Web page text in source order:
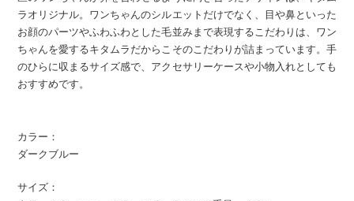
ラオリジナル。ワンちゃんのシルエットだけでなく、目や鼻といった
お顔のパーツやふわふわとした毛並みまで表現するこだわりは、ワン
ちゃんを愛するキタムラだからこそのこだわりが詰まっています。手
のひらに収まるサイズ感で、アクセサリーケースや小物入れとしても
おすすめです。
カラー：
ダークブルー
サイズ：